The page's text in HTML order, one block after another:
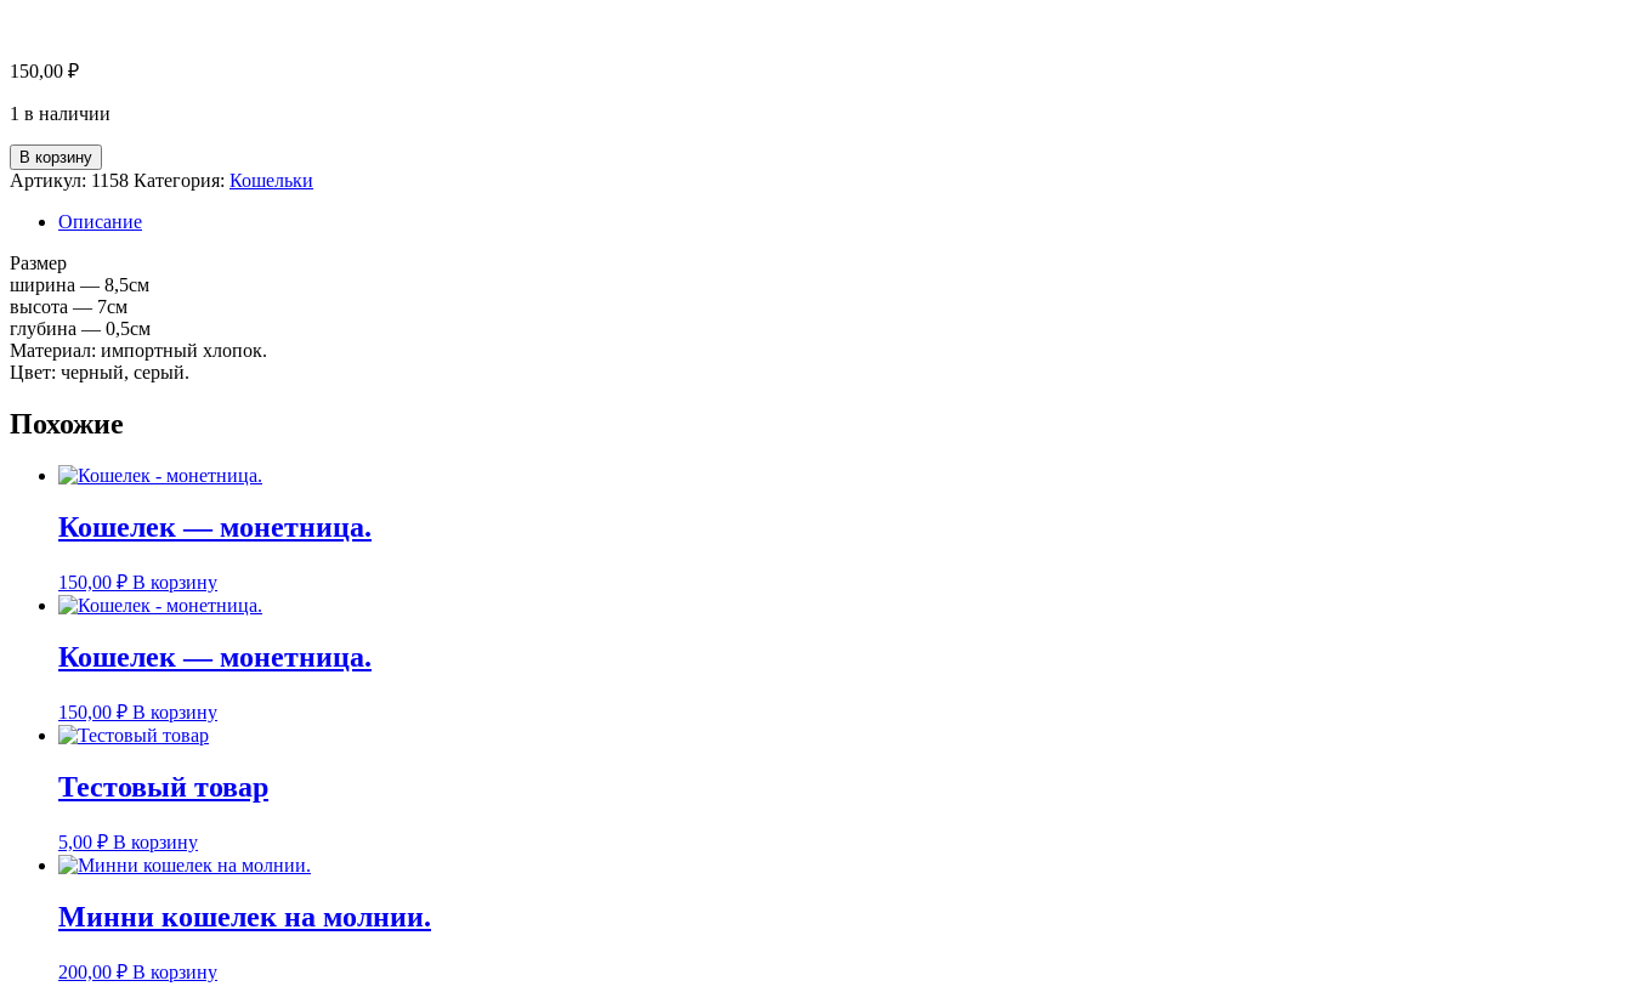
150,00 ₽
1 в наличии
Количество
товара
Кошелек
В корзину
Артикул: 1158 Категория: Кошельки
Описание
Размер
ширина — 8,5см
высота — 7см
глубина — 0,5см
Материал: импортный хлопок.
Цвет: черный, серый.
Похожие
Кошелек — монетница.
150,00 ₽ В корзину
Кошелек — монетница.
150,00 ₽ В корзину
Тестовый товар
5,00 ₽ В корзину
Минни кошелек на молнии.
200,00 ₽ В корзину